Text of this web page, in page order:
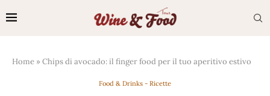
Home »Chips di avocado: il finger food per il tuo aperitivo estivo
Food & Drinks - Ricette